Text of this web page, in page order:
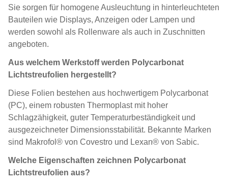
Sie sorgen für homogene Ausleuchtung in hinterleuchteten
Bauteilen wie Displays, Anzeigen oder Lampen und
werden sowohl als Rollenware als auch in Zuschnitten
angeboten.
Aus welchem Werkstoff werden Polycarbonat
Lichtstreufolien hergestellt?
Diese Folien bestehen aus hochwertigem Polycarbonat
(PC), einem robusten Thermoplast mit hoher
Schlagzähigkeit, guter Temperaturbeständigkeit und
ausgezeichneter Dimensionsstabilität. Bekannte Marken
sind Makrofol® von Covestro und Lexan® von Sabic.
Welche Eigenschaften zeichnen Polycarbonat
Lichtstreufolien aus?